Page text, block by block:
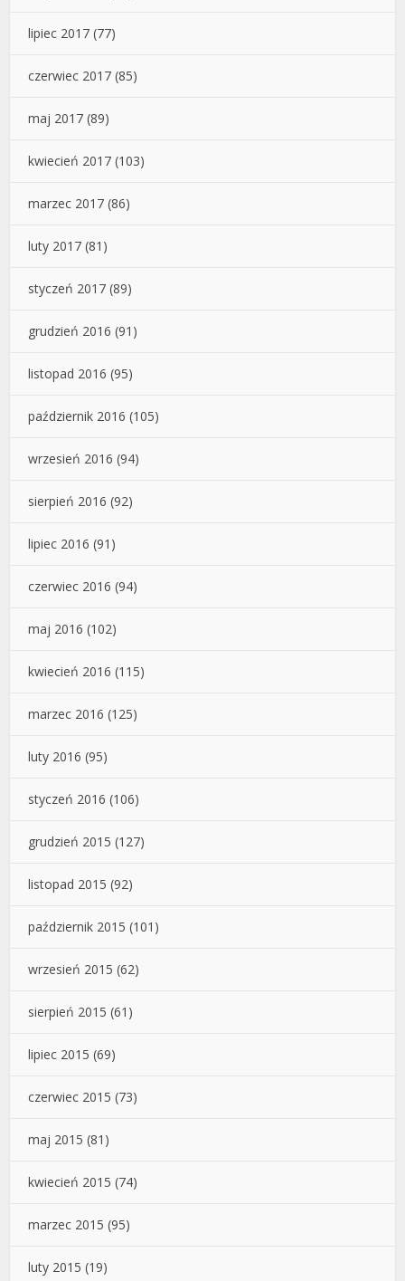
lipiec 2017 (77)
czerwiec 2017 (85)
maj 2017 (89)
kwiecień 2017 (103)
marzec 2017 (86)
luty 2017 (81)
styczeń 2017 (89)
grudzień 2016 (91)
listopad 2016 (95)
październik 2016 (105)
wrzesień 2016 (94)
sierpień 2016 (92)
lipiec 2016 (91)
czerwiec 2016 (94)
maj 2016 (102)
kwiecień 2016 (115)
marzec 2016 (125)
luty 2016 (95)
styczeń 2016 (106)
grudzień 2015 (127)
listopad 2015 (92)
październik 2015 (101)
wrzesień 2015 (62)
sierpień 2015 (61)
lipiec 2015 (69)
czerwiec 2015 (73)
maj 2015 (81)
kwiecień 2015 (74)
marzec 2015 (95)
luty 2015 (19)